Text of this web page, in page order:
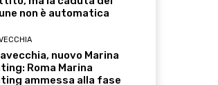
non è automatica
nuovo Marina
Roma Marina
ammessa alla fase